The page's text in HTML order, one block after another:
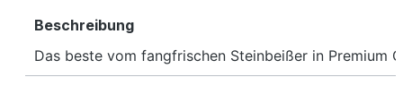
Beschreibung
Das beste vom fangfrischen Steinbeißer in